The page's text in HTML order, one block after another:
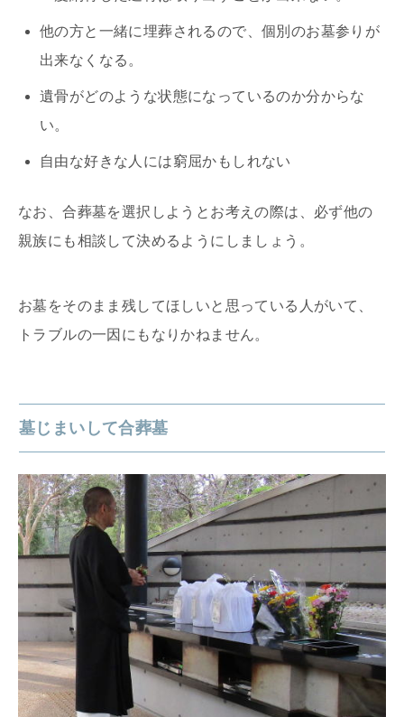
他の方と一緒に埋葬されるので、個別のお墓参りが
出来なくなる。
遺骨がどのような状態になっているのか分からな
い。
自由な好きな人には窮屈かもしれない
なお、合葬墓を選択しようとお考えの際は、必ず他の
親族にも相談して決めるようにしましょう。
お墓をそのまま残してほしいと思っている人がいて、
トラブルの一因にもなりかねません。
墓じまいして合葬墓